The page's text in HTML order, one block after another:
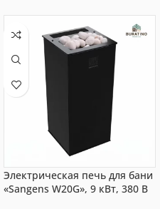
Электрическая печь для бани
«Sangens W20G», 9 кВт, 380 В